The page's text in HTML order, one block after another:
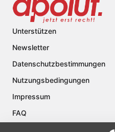
Unterstützen
Newsletter
Datenschutzbestimmungen
Nutzungsbedingungen
Impressum
FAQ